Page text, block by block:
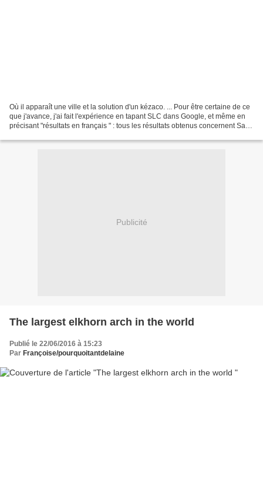
Où il apparaît une ville et la solution d'un kézaco. ... Pour être certaine de ce
que j'avance, j'ai fait l'expérience en tapant SLC dans Google, et même en
précisant "résultats en français " : tous les résultats obtenus concernent Salt
Publicité
The largest elkhorn arch in the world
Publié le 22/06/2016 à 15:23
Par Françoise/pourquoitantdelaine